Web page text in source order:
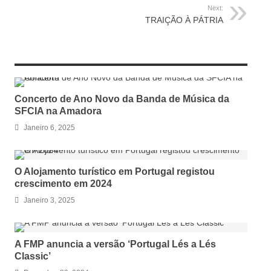
Next:
TRAIÇÃO À PÁTRIA
Concerto de Ano Novo da Banda de Música da
SFCIA na Amadora
Janeiro 6, 2025
O Alojamento turístico em Portugal registou
crescimento em 2024
Janeiro 3, 2025
A FMP anuncia a versão ‘Portugal Lés a Lés
Classic’